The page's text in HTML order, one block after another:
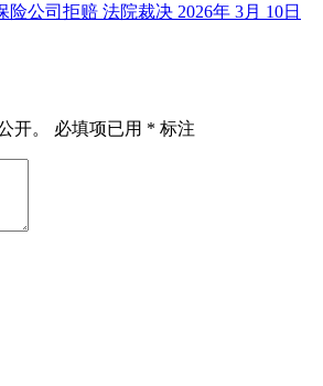
险公司拒赔 法院裁决 2026年 3月 10日
开。 必填项已用 * 标注